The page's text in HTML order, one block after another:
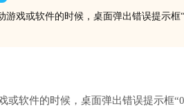
游戏或软件的时候，桌面弹出错误提示框
或软件的时候，桌面弹出错误提示框